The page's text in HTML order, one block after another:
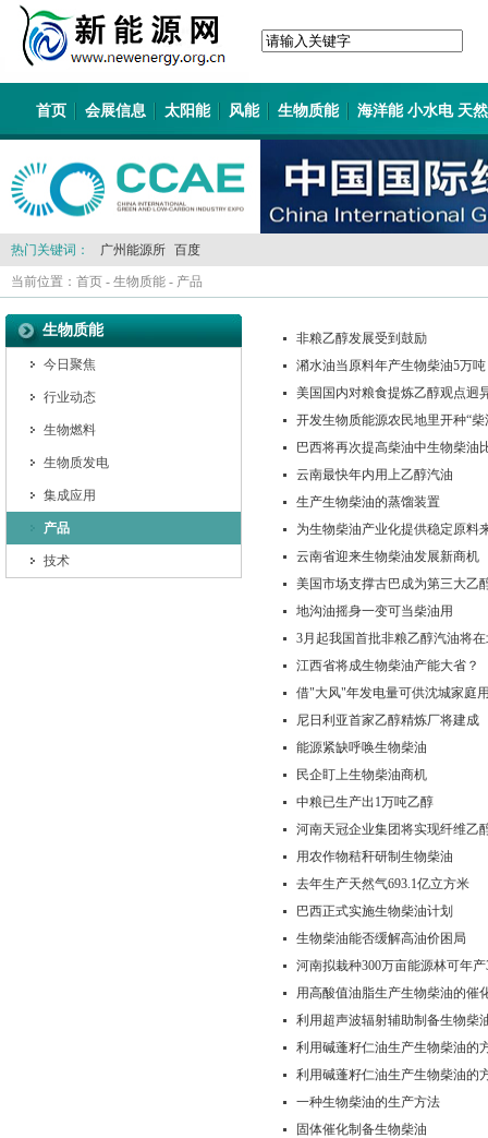
首页 会展信息 太阳能 风能 生物质能 海洋能 小水电 天
热门关键词： 广州能源所 百度
当前位置： 首页 - 生物质能 - 产品
生物质能
今日聚焦
行业动态
生物燃料
生物质发电
集成应用
产品
技术
非粮乙醇发展受到鼓励
潲水油当原料年产生物柴油5万吨
美国国内对粮食提炼乙醇观点迥
开发生物质能源农民地里开种“柴
巴西将再次提高柴油中生物柴油
云南最快年内用上乙醇汽油
生产生物柴油的蒸馏装置
为生物柴油产业化提供稳定原料
云南省迎来生物柴油发展新商机
美国市场支撑古巴成为第三大乙
地沟油摇身一变可当柴油用
3月起我国首批非粮乙醇汽油将
江西省将成生物柴油产能大省？
借"大风"年发电量可供沈城家庭
尼日利亚首家乙醇精炼厂将建成
能源紧缺呼唤生物柴油
民企盯上生物柴油商机
中粮已生产出1万吨乙醇
河南天冠企业集团将实现纤维乙
用农作物秸秆研制生物柴油
去年生产天然气693.1亿立方米
巴西正式实施生物柴油计划
生物柴油能否缓解高油价困局
河南拟栽种300万亩能源林可年
用高酸值油脂生产生物柴油的催
利用超声波辐射辅助制备生物柴
利用碱蓬籽仁油生产生物柴油的
利用碱蓬籽仁油生产生物柴油的
一种生物柴油的生产方法
固体催化制备生物柴油